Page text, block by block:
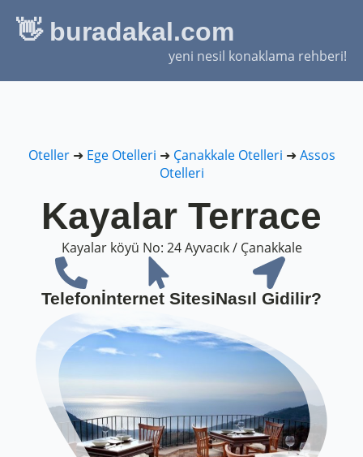
👋 buradakal.com
yeni nesil konaklama rehberi!
Oteller➜ Ege Otelleri ➜ Çanakkale Otelleri ➜ Assos
Otelleri
Kayalar Terrace
Kayalar köyü No: 24 Ayvacık / Çanakkale
Telefonİnternet SitesiNasıl Gidilir?